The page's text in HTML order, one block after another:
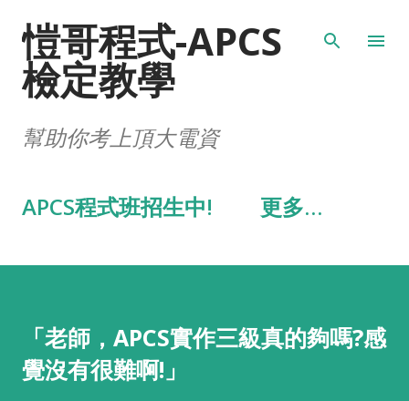
跳到主要內容
愷哥程式-APCS
檢定教學
幫助你考上頂大電資
APCS程式班招生中! 更多…
「老師，APCS實作三級真的夠嗎?感
覺沒有很難啊!」